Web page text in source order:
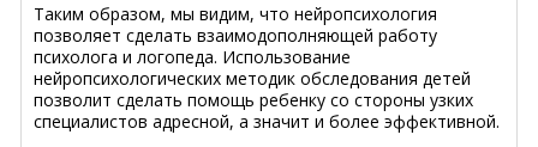
Таким образом, мы видим, что нейропсихология
позволяет сделать взаимодополняющей работу
психолога и логопеда. Использование
нейропсихологических методик обследования детей
позволит сделать помощь ребенку со стороны узких
специалистов адресной, а значит и более эффективной.